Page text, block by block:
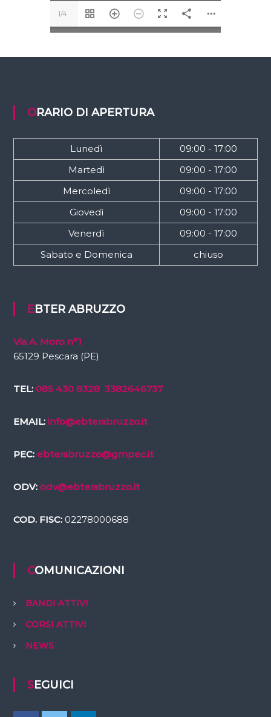
1/4
ORARIO DI APERTURA
Lunedì
09:00 - 17:00
Martedì
09:00 - 17:00
Mercoledì
09:00 - 17:00
Giovedì
09:00 - 17:00
Venerdì
09:00 - 17:00
Sabato e Domenica
chiuso
EBTER ABRUZZO
Via A. Moro n°1
65129 Pescara (PE)
TEL: 085 430 8328 3382646737
EMAIL: info@ebterabruzzo.it
PEC: ebterabruzzo@gmpec.it
ODV: odv@ebterabruzzo.it
COD. FISC:02278000688
COMUNICAZIONI
BANDI ATTIVI
CORSI ATTIVI
NEWS
SEGUICI